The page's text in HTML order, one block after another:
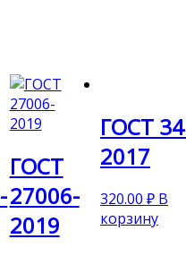
ГОСТ
27006-
2019
ГОСТ
2017
320.00 ₽ В
корзину